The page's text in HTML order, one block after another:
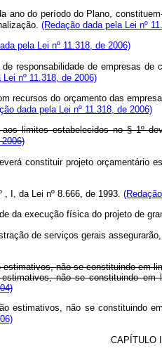
do período do Plano,
(Redação dada pela Lei nº
pela Lei nº 11.318, de 2006)
responsabilidade de empresas
nº 11.318, de 2006)
recursos do orçamento das
dada pela Lei nº 11.318, de 2006)
limites estabelecidos no § 1º
constituir projeto
I, da Lei nº 8.666, de 1993.
da execução física do projeto de
de serviços gerais
não se constituindo
não se constituindo
estimativos, não se constituindo
CAPÍTULO